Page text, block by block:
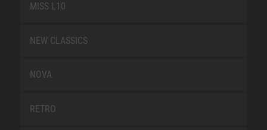
MISS L10
NEW CLASSICS
NOVA
RETRO